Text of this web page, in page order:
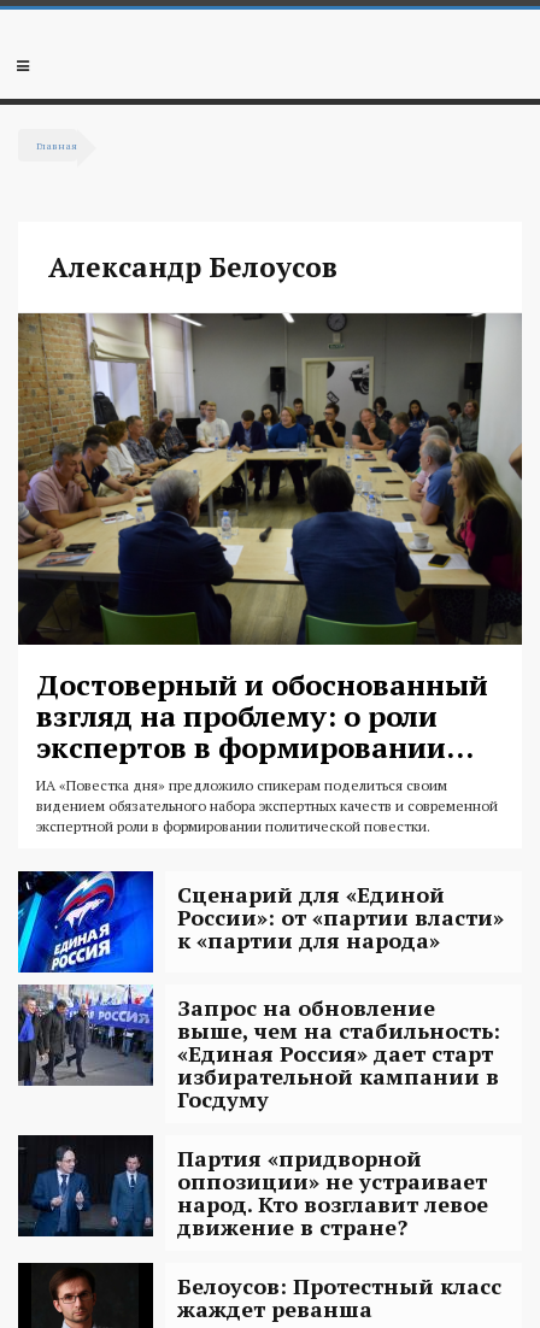
Перейти к основному содержанию
Мобильное
Главная
Александр Белоусов
Достоверный и обоснованный
взгляд на проблему: о роли
экспертов в формировании...
ИА «Повестка дня» предложило спикерам поделиться своим
видением обязательного набора экспертных качеств и современной
экспертной роли в формировании политической повестки.
Сценарий для «Единой
России»: от «партии власти»
к «партии для народа»
Запрос на обновление
выше, чем на стабильность:
«Единая Россия» дает старт
избирательной кампании в
Госдуму
Партия «придворной
оппозиции» не устраивает
народ. Кто возглавит левое
движение в стране?
Белоусов: Протестный класс
жаждет реванша